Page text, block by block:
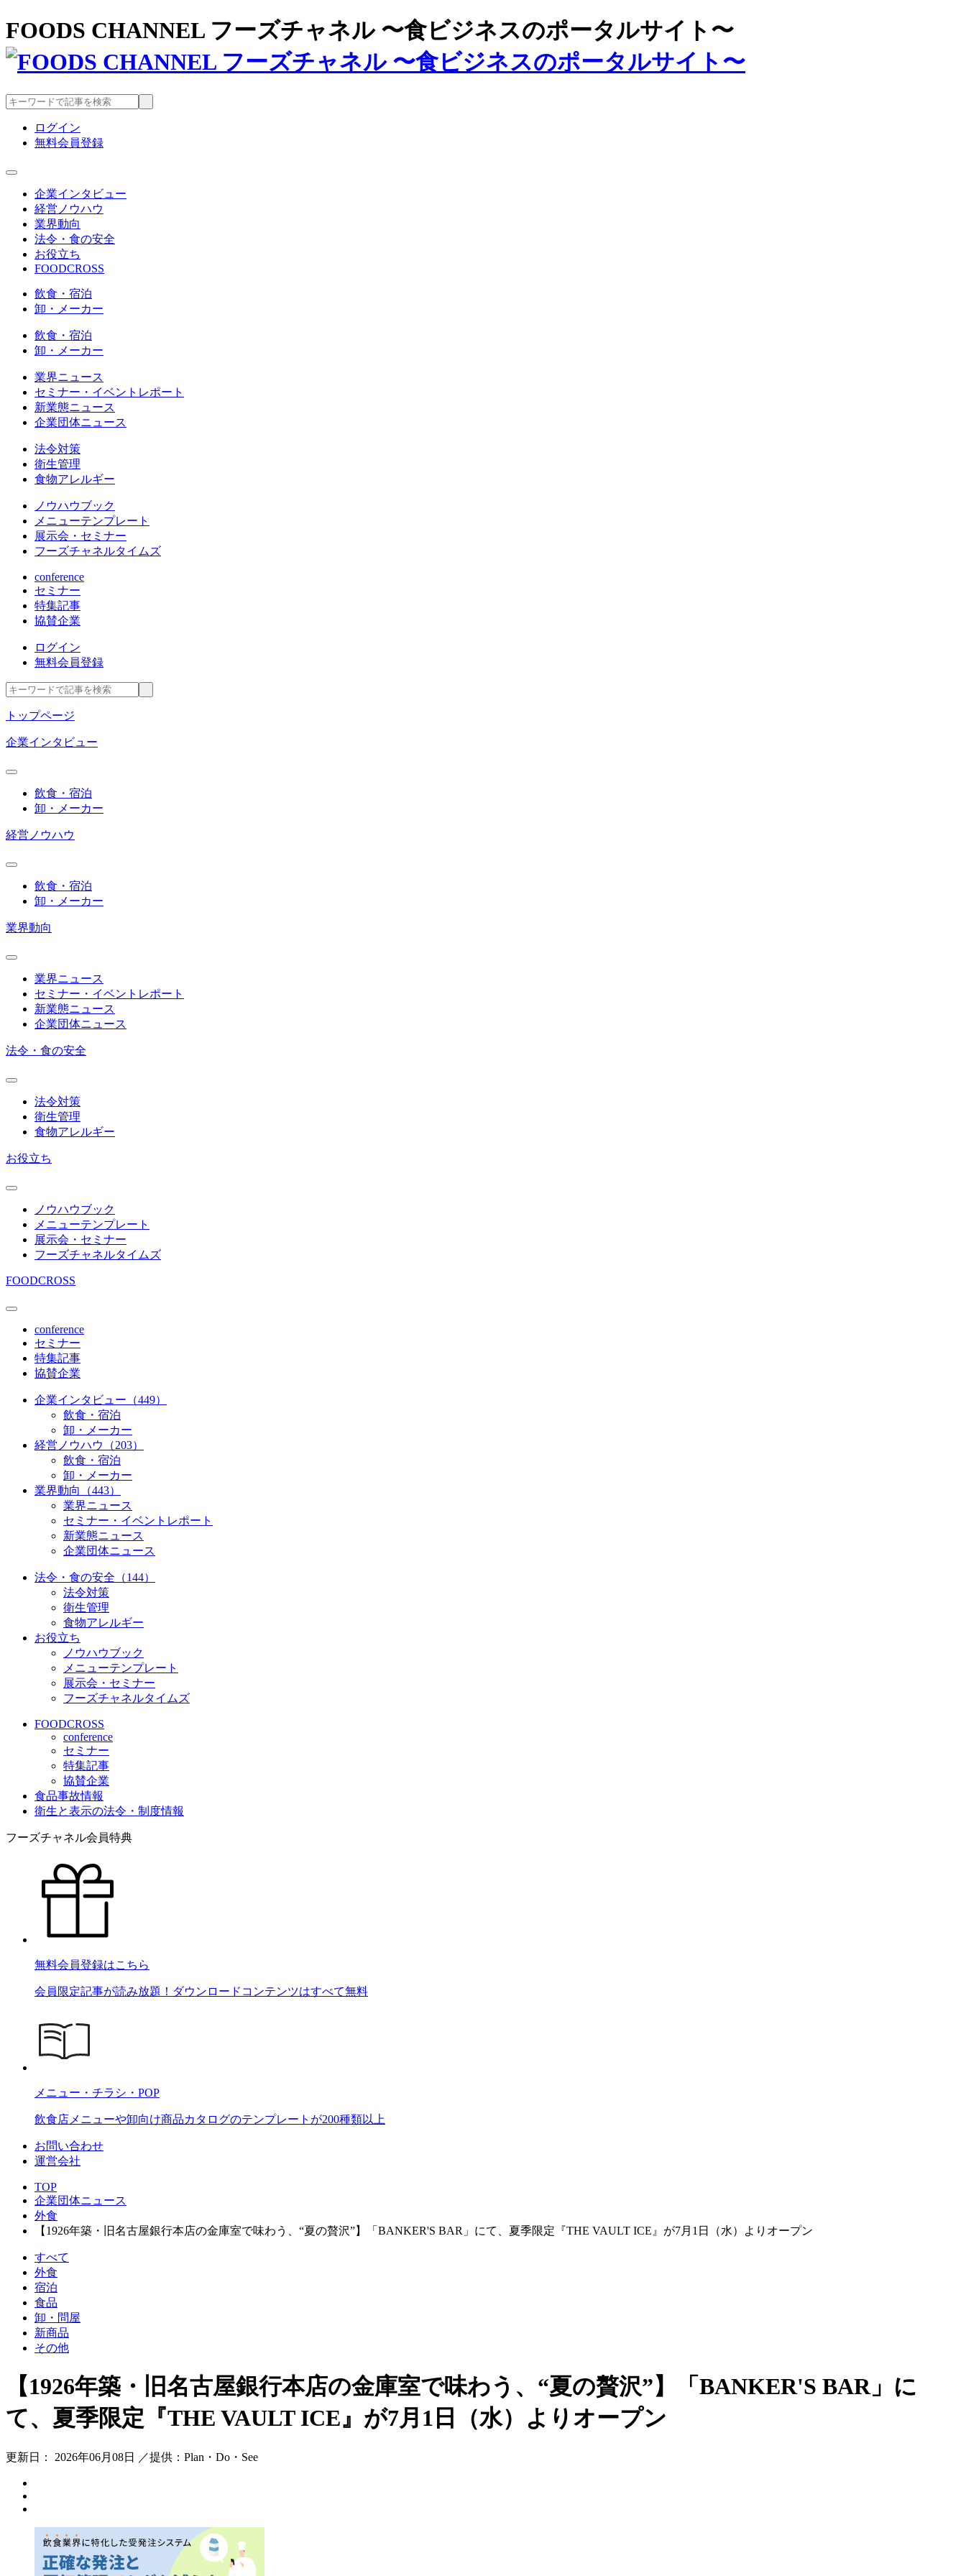
FOODS CHANNEL フーズチャネル 〜食ビジネスのポータルサイト〜
ログイン
無料会員登録
企業インタビュー
経営ノウハウ
業界動向
法令・食の安全
お役立ち
FOODCROSS
飲食・宿泊
卸・メーカー
飲食・宿泊
卸・メーカー
業界ニュース
セミナー・イベントレポート
新業態ニュース
企業団体ニュース
法令対策
衛生管理
食物アレルギー
ノウハウブック
メニューテンプレート
展示会・セミナー
フーズチャネルタイムズ
conference
セミナー
特集記事
協賛企業
ログイン
無料会員登録
トップページ
企業インタビュー
飲食・宿泊
卸・メーカー
経営ノウハウ
飲食・宿泊
卸・メーカー
業界動向
業界ニュース
セミナー・イベントレポート
新業態ニュース
企業団体ニュース
法令・食の安全
法令対策
衛生管理
食物アレルギー
お役立ち
ノウハウブック
メニューテンプレート
展示会・セミナー
フーズチャネルタイムズ
FOODCROSS
conference
セミナー
特集記事
協賛企業
企業インタビュー（449）
飲食・宿泊
卸・メーカー
経営ノウハウ（203）
飲食・宿泊
卸・メーカー
業界動向（443）
業界ニュース
セミナー・イベントレポート
新業態ニュース
企業団体ニュース
法令・食の安全（144）
法令対策
衛生管理
食物アレルギー
お役立ち
ノウハウブック
メニューテンプレート
展示会・セミナー
フーズチャネルタイムズ
FOODCROSS
conference
セミナー
特集記事
協賛企業
食品事故情報
衛生と表示の法令・制度情報
フーズチャネル会員特典
無料会員登録はこちら
会員限定記事が読み放題！ダウンロードコンテンツはすべて無料
メニュー・チラシ・POP
飲食店メニューや卸向け商品カタログのテンプレートが200種類以上
お問い合わせ
運営会社
TOP
企業団体ニュース
外食
【1926年築・旧名古屋銀行本店の金庫室で味わう、“夏の贅沢”】「BANKER'S BAR」にて、夏季限定『THE VAULT ICE』が7月1日（水）よりオープン
すべて
外食
宿泊
食品
卸・問屋
新商品
その他
【1926年築・旧名古屋銀行本店の金庫室で味わう、“夏の贅沢”】「BANKER'S BAR」に
て、夏季限定『THE VAULT ICE』が7月1日（水）よりオープン
更新日： 2026年06月08日 ／提供：Plan・Do・See